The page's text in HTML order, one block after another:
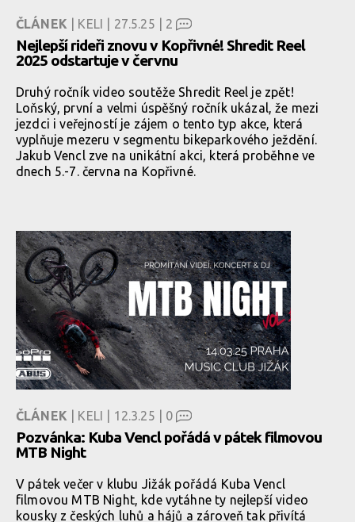
ČLÁNEK | KELI | 27.5.25 | 2
Nejlepší rideři znovu v Kopřivné! Shredit Reel
2025 odstartuje v červnu
Druhý ročník video soutěže Shredit Reel je zpět!
Loňský, první a velmi úspěšný ročník ukázal, že mezi
jezdci i veřejností je zájem o tento typ akce, která
vyplňuje mezeru v segmentu bikeparkového ježdění.
Jakub Vencl zve na unikátní akci, která proběhne ve
dnech 5.-7. června na Kopřivné.
ČLÁNEK | KELI | 12.3.25 | 0
Pozvánka: Kuba Vencl pořádá v pátek filmovou
MTB Night
V pátek večer v klubu Jižák pořádá Kuba Vencl
filmovou MTB Night, kde vytáhne ty nejlepší video
kousky z českých luhů a hájů a zároveň tak přivítá